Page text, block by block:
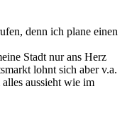
denn ich plane einen
Stadt nur ans Herz
lohnt sich aber v.a.
aussieht wie im